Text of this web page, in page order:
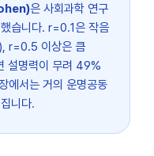
은 사회과학 연구
습니다. r=0.1은 작음
r=0.5 이상은 큼
설명력이 무려 49%
에서는 거의 운명공동
니다.